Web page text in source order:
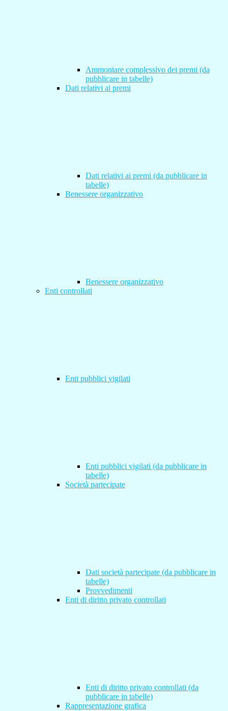
Ammontare complessivo dei premi (da
pubblicare in tabelle)
Dati relativi ai premi
Dati relativi ai premi (da pubblicare in
tabelle)
Benessere organizzativo
Benessere organizzativo
Enti controllati
Enti pubblici vigilati
Enti pubblici vigilati (da pubblicare in
tabelle)
Società partecipate
Dati società partecipate (da pubblicare in
tabelle)
Provvedimenti
Enti di diritto privato controllati
Enti di diritto privato controllati (da
pubblicare in tabelle)
Rappresentazione grafica